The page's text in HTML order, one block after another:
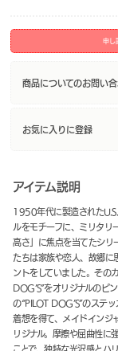
申し
商品についてのお問い
お気に入りに登録
アイテム説明
1950年代に製造された
ルをモチーフに、ミリタリ
高さ」に焦点を当てたシリ
たちは家族や恋人、故郷に
ントをしていました。その
DOG’S”をオリジナルのピ
の“PILOT DOG’S”のステ
着想を得て、メイドインジ
リジナル。摩擦や屈曲性
ことで、独特な光沢感とハ